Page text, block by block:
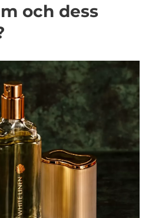
och dess